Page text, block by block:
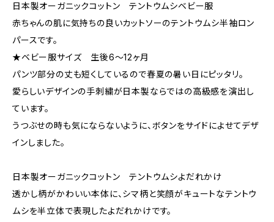
日本製オーガニックコットン テントウムシベビー服
赤ちゃんの肌に気持ちの良いカットソーのテントウムシ半袖ロン
パースです。
★ベビー服サイズ 生後6～12ヶ月
パンツ部分の丈も短くしているので春夏の暑い日にピッタリ。
愛らしいデザインの手刺繍が日本製ならではの高級感を演出し
ています。
うつぶせの時も気にならないように、ボタンをサイドによせてデザ
インしました。
日本製オーガニックコットン テントウムシよだれかけ
透かし柄がかわいい本体に、シマ柄と笑顔がキュートなテントウ
ムシを半立体で表現したよだれかけです。